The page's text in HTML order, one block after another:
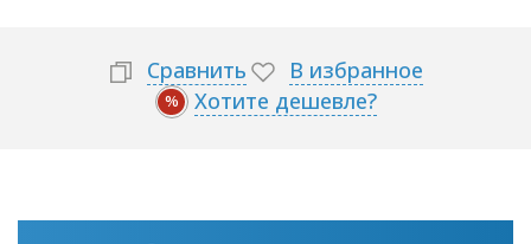
Сравнить В избранное
% Хотите дешевле?